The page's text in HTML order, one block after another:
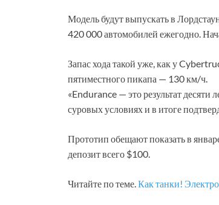
Модель будут выпускать в
420 000 автомобилей ежегодно.
Запас хода такой уже, как у
пятиместного пикапа — 130 км/ч.
«Endurance — это результат
суровых условиях и в итоге
Прототип обещают показать в
депозит всего $100.
Читайте по теме.Как танки!